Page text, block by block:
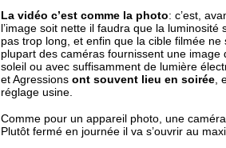
La vidéo c’est comme la photo: c’est,
l’image soit nette il faudra que la
pas trop long, et enfin que la cible filmée
plupart des caméras fournissent une
soleil ou avec suffisamment de lumière
et Agressions ont souvent lieu en soirée
réglage usine.
Comme pour un appareil photo, une
Plutôt fermé en journée il va s’ouvrir au